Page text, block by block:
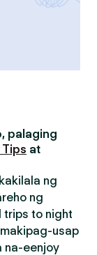
palaging
at
ng
ng
trips to night
usap
na-eenjoy